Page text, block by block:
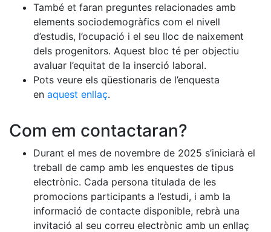
També et faran preguntes relacionades amb
elements sociodemogràfics com el nivell
d’estudis, l’ocupació i el seu lloc de naixement
dels progenitors. Aquest bloc té per objectiu
avaluar l’equitat de la inserció laboral.
Pots veure els qüestionaris de l’enquesta
en aquest enllaç.
Com em contactaran?
Durant el mes de novembre de 2025 s’iniciarà el
treball de camp amb les enquestes de tipus
electrònic. Cada persona titulada de les
promocions participants a l’estudi, i amb la
informació de contacte disponible, rebrà una
invitació al seu correu electrònic amb un enllaç